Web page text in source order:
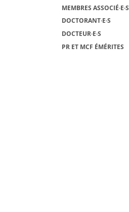
MEMBRES ASSOCIÉ·E·S
DOCTORANT·E·S
DOCTEUR·E·S
PR ET MCF ÉMÉRITES